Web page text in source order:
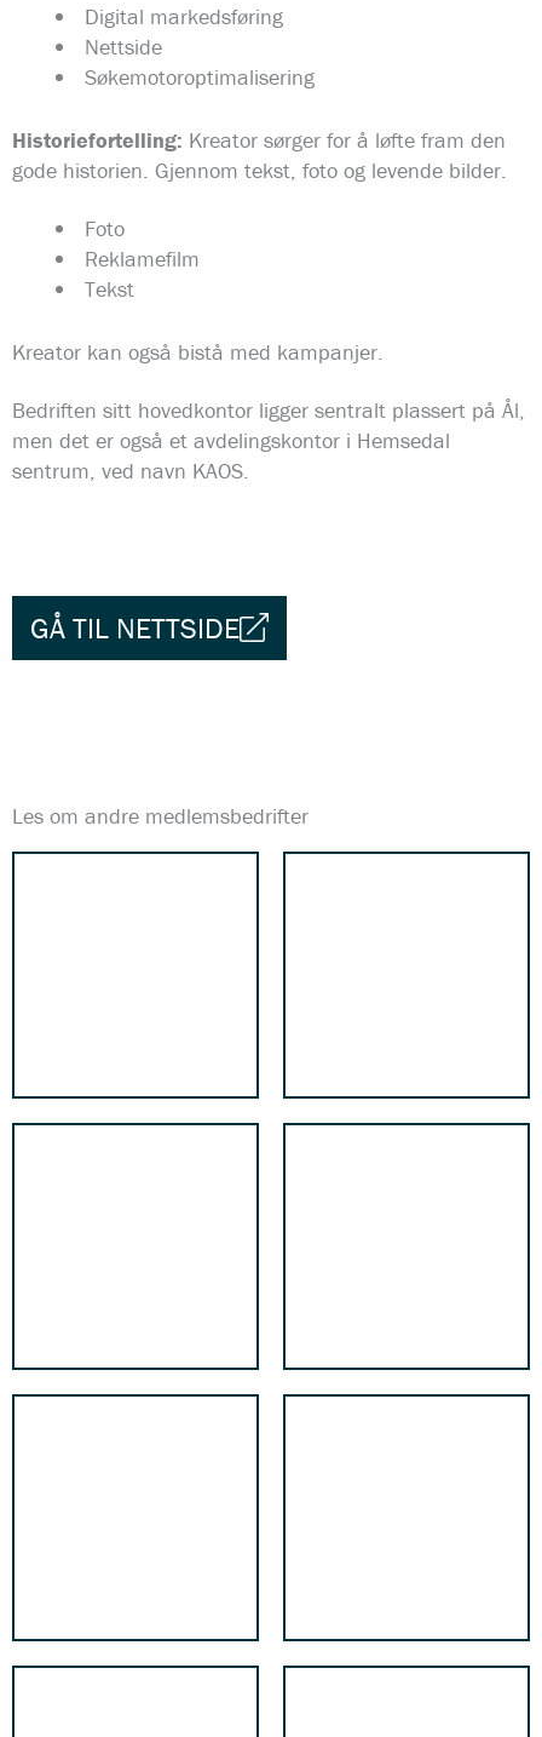
Digital markedsføring
Nettside
Søkemotoroptimalisering
Historiefortelling: Kreator sørger for å løfte fram den
gode historien. Gjennom tekst, foto og levende bilder.
Foto
Reklamefilm
Tekst
Kreator kan også bistå med kampanjer.
Bedriften sitt hovedkontor ligger sentralt plassert på Ål,
men det er også et avdelingskontor i Hemsedal
sentrum, ved navn KAOS.
GÅ TIL NETTSIDE
Les om andre medlemsbedrifter